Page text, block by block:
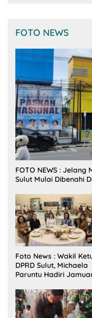
FOTO NEWS
FOTO NEWS :
Sulut Mulai Dibenahi
Foto News : Wakil
DPRD Sulut, Michaela
Paruntu Hadiri
Sulut Bersama
RI